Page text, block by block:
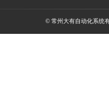
© 常州大有自动化系统